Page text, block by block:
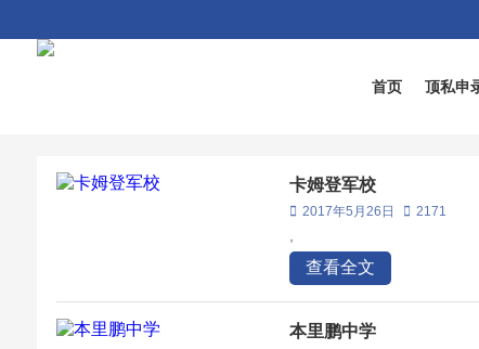
首页 顶私申
卡姆登军校
2017年5月26日 2171
查看全文
本里鹏中学